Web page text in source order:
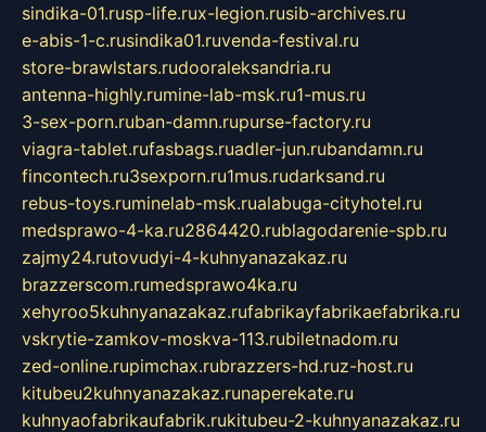
sindika-01.rusp-life.rux-legion.rusib-archives.ru
e-abis-1-c.rusindika01.ruvenda-festival.ru
store-brawlstars.rudooraleksandria.ru
antenna-highly.rumine-lab-msk.ru1-mus.ru
3-sex-porn.ruban-damn.rupurse-factory.ru
viagra-tablet.rufasbags.ruadler-jun.rubandamn.ru
fincontech.ru3sexporn.ru1mus.rudarksand.ru
rebus-toys.ruminelab-msk.rualabuga-cityhotel.ru
medsprawo-4-ka.ru2864420.rublagodarenie-spb.ru
zajmy24.rutovudyi-4-kuhnyanazakaz.ru
brazzerscom.rumedsprawo4ka.ru
xehyroo5kuhnyanazakaz.rufabrikayfabrikaefabrika.ru
vskrytie-zamkov-moskva-113.rubiletnadom.ru
zed-online.rupimchax.rubrazzers-hd.ruz-host.ru
kitubeu2kuhnyanazakaz.runaperekate.ru
kuhnyaofabrikaufabrik.rukitubeu-2-kuhnyanazakaz.ru